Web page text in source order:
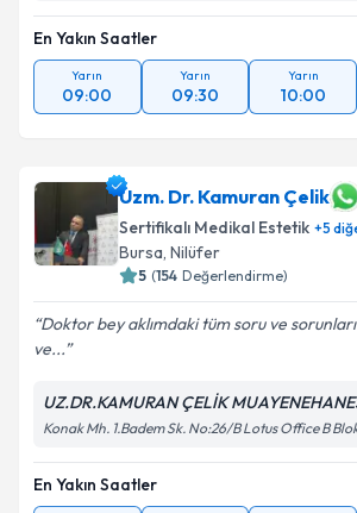
En Yakın Saatler
Yarın
09:00
Yarın
09:30
Yarın
10:00
Uzm. Dr. Kamuran Çelik
Sertifikalı Medikal Estetik +5
Bursa, Nilüfer
5 (154 Değerlendirme)
Doktor bey aklımdaki tüm soru ve
ve...
UZ.DR.KAMURAN ÇELİK
Konak Mh. 1.Badem Sk. No:26/B Lotus Office B
En Yakın Saatler